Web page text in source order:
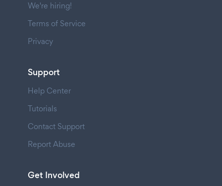
We're hiring!
Terms of Service
Privacy
Support
Help Center
Tutorials
Contact Support
Report Abuse
Get Involved